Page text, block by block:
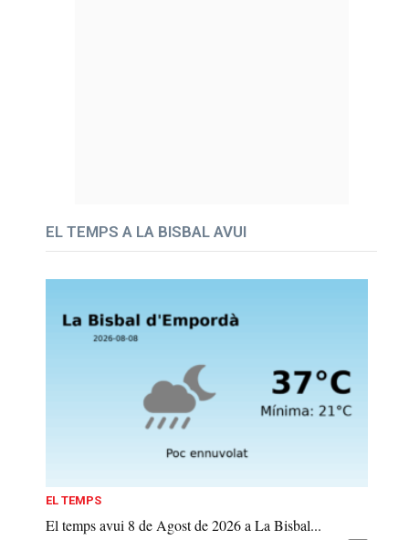
EL TEMPS A LA BISBAL AVUI
EL TEMPS
El temps avui 8 de Agost de 2026 a La Bisbal...